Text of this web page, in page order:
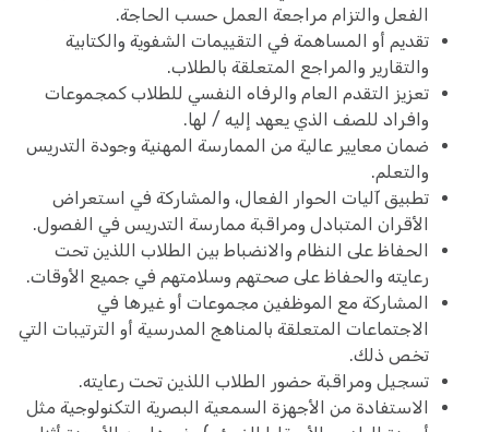
الفعل والتزام مراجعة العمل حسب الحاجة.
تقديم أو المساهمة في التقييمات الشفوية والكتابية
والتقارير والمراجع المتعلقة بالطلاب.
تعزيز التقدم العام والرفاه النفسي للطلاب كمجموعات
وافراد للصف الذي يعهد إليه / لها.
ضمان معايير عالية من الممارسة المهنية وجودة التدريس
والتعلم.
تطبيق آليات الحوار الفعال، والمشاركة في استعراض
الأقران المتبادل ومراقبة ممارسة التدريس في الفصول.
الحفاظ على النظام والانضباط بين الطلاب اللذين تحت
رعايته والحفاظ على صحتهم وسلامتهم في جميع الأوقات.
المشاركة مع الموظفين مجموعات أو غيرها في
الاجتماعات المتعلقة بالمناهج المدرسية أو الترتيبات التي
تخص ذلك.
تسجيل ومراقبة حضور الطلاب اللذين تحت رعايته.
الاستفادة من الأجهزة السمعية البصرية التكنولوجية مثل